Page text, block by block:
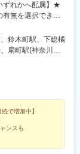
院駅、千種駅、新
本町駅、港区役所
県)、矢田駅(愛知
、山西駅、王寺
川駅、南魚崎
津本山駅、松戸
(東京都)、鶯谷
)、宮ノ前駅、人
条駅(東京都)、両
徳道駅、今川駅
、桜ノ宮駅、南田
帝塚山駅、西大橋
ずれかへ配属】★
有無を選択できま
対策：屋内禁煙
県横浜市中区南
り徒歩3分◆東京
浦ふ頭駅よりす
市川崎区港町12-
重洲南口より
名古屋市中村区
阪府大阪市北区
徒歩10分◆堺泉北
車で5分ほか支店
鈴木町駅、下総橘
扇町駅(神奈川
通センター駅、山
ト駅、テレコム
駅、友部駅、ポ
口駅、南魚崎
阪府)、甲西駅、
野駅、鶴崎駅、
、青野ケ原駅、羽
で増加中】
ンスも